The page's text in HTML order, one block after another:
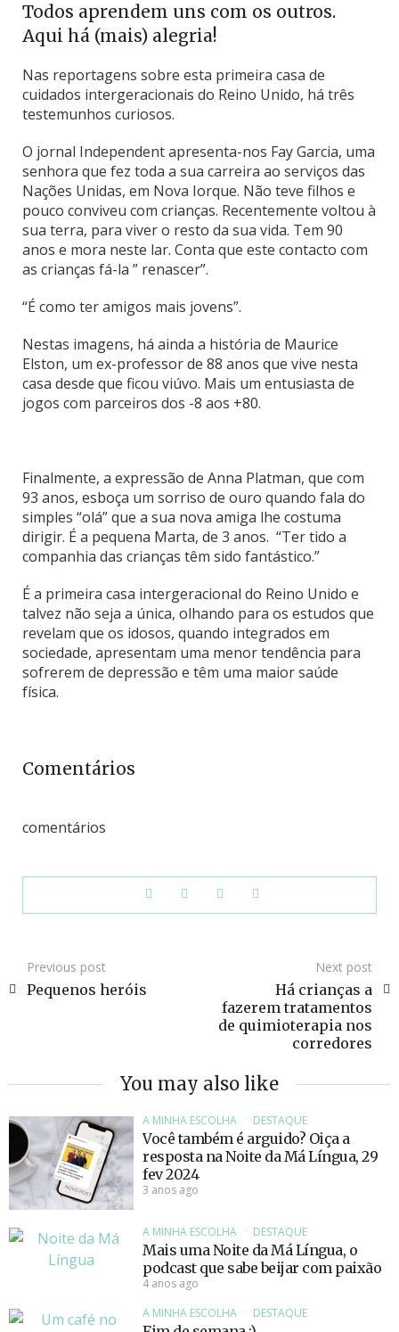
Todos aprendem uns com os outros.
Aqui há (mais) alegria!
Nas reportagens sobre esta primeira casa de
cuidados intergeracionais do Reino Unido, há três
testemunhos curiosos.
O jornal Independent apresenta-nos Fay Garcia, uma
senhora que fez toda a sua carreira ao serviços das
Nações Unidas, em Nova Iorque. Não teve filhos e
pouco conviveu com crianças. Recentemente voltou à
sua terra, para viver o resto da sua vida. Tem 90
anos e mora neste lar. Conta que este contacto com
as crianças fá-la ” renascer”.
“É como ter amigos mais jovens”.
Nestas imagens, há ainda a história de Maurice
Elston, um ex-professor de 88 anos que vive nesta
casa desde que ficou viúvo. Mais um entusiasta de
jogos com parceiros dos -8 aos +80.
Finalmente, a expressão de Anna Platman, que com
93 anos, esboça um sorriso de ouro quando fala do
simples “olá” que a sua nova amiga lhe costuma
dirigir. É a pequena Marta, de 3 anos. “Ter tido a
companhia das crianças têm sido fantástico.”
É a primeira casa intergeracional do Reino Unido e
talvez não seja a única, olhando para os estudos que
revelam que os idosos, quando integrados em
sociedade, apresentam uma menor tendência para
sofrerem de depressão e têm uma maior saúde
física.
Comentários
comentários
Previous post
Pequenos heróis
Next post
Há crianças a
fazerem tratamentos
de quimioterapia nos
corredores
You may also like
A MINHA ESCOLHA DESTAQUE
Você também é arguido? Oiça a
resposta na Noite da Má Língua, 29
fev 2024
3 anos ago
A MINHA ESCOLHA DESTAQUE
Mais uma Noite da Má Língua, o
podcast que sabe beijar com paixão
4 anos ago
A MINHA ESCOLHA
DESTAQUE